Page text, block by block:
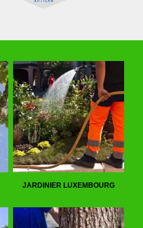
JARDINIER LUXEMBOURG